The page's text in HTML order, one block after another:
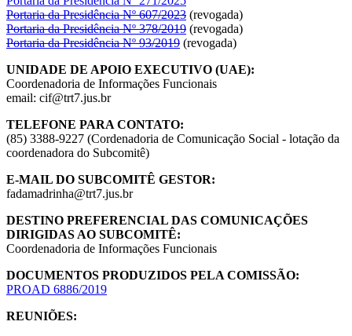
Portaria da Presidência Nº 607/2023 (revogada)
Portaria da Presidência Nº 378/2019 (revogada)
Portaria da Presidência Nº 93/2019 (revogada)
UNIDADE DE APOIO EXECUTIVO (UAE):
Coordenadoria de Informações Funcionais
email: cif@trt7.jus.br
TELEFONE PARA CONTATO:
(85) 3388-9227 (Cordenadoria de Comunicação Social - lotação da
coordenadora do Subcomitê)
E-MAIL DO SUBCOMITÊ GESTOR:
fadamadrinha@trt7.jus.br
DESTINO PREFERENCIAL DAS COMUNICAÇÕES
DIRIGIDAS AO SUBCOMITÊ:
Coordenadoria de Informações Funcionais
DOCUMENTOS PRODUZIDOS PELA COMISSÃO:
PROAD 6886/2019
REUNIÕES: